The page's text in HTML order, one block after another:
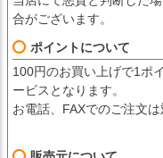
合がございます。
ポイントについて
100円のお買い上げで1ポ
ービスとなります。
お電話、FAXでのご注文は